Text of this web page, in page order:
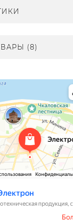
(8)
Новгороде
в Нижнем